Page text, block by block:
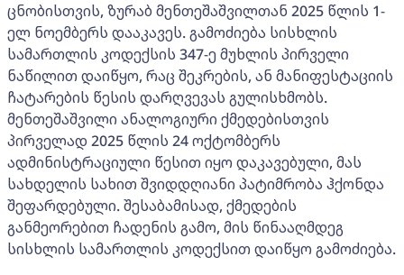
ცნობისთვის, ზურაბ მენთეშაშვილთან 2025 წლის 1-
ელ ნოემბერს დააკავეს. გამოძიება სისხლის
სამართლის კოდექსის 347-ე მუხლის პირველი
ნაწილით დაიწყო, რაც შეკრების, ან მანიფესტაციის
ჩატარების წესის დარღვევას გულისხმობს.
მენთეშაშვილი ანალოგიური ქმედებისთვის
პირველად 2025 წლის 24 ოქტომბერს
ადმინისტრაციული წესით იყო დაკავებული, მას
სახდელის სახით შვიდდღიანი პატიმრობა ჰქონდა
შეფარდებული. შესაბამისად, ქმედების
განმეორებით ჩადენის გამო, მის წინააღმდეგ
სისხლის სამართლის კოდექსით დაიწყო გამოძიება.